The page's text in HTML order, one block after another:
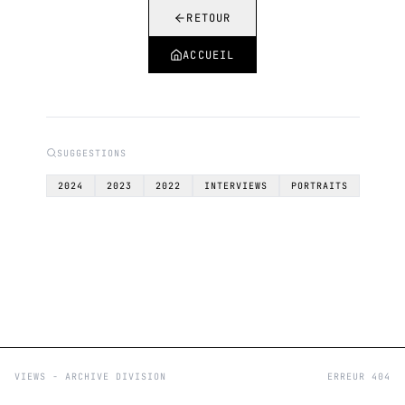
RETOUR
ACCUEIL
SUGGESTIONS
2024 2023 2022 INTERVIEWS PORTRAITS
VIEWS - ARCHIVE DIVISION ERREUR 404